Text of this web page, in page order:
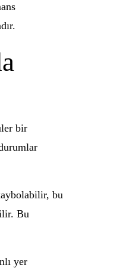
bir
bu
Bu
yer